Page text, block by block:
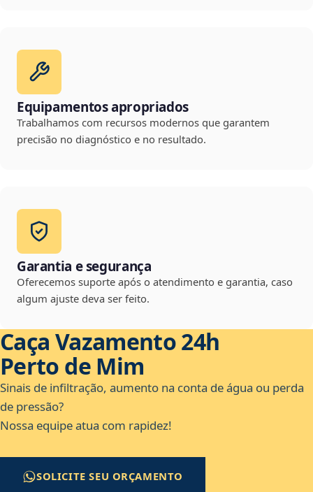
Equipamentos apropriados
Trabalhamos com recursos modernos que garantem
precisão no diagnóstico e no resultado.
Garantia e segurança
Oferecemos suporte após o atendimento e garantia, caso
algum ajuste deva ser feito.
Caça Vazamento 24h
Perto de Mim
Sinais de infiltração, aumento na conta de água ou perda
de pressão?
Nossa equipe atua com rapidez!
SOLICITE SEU ORÇAMENTO